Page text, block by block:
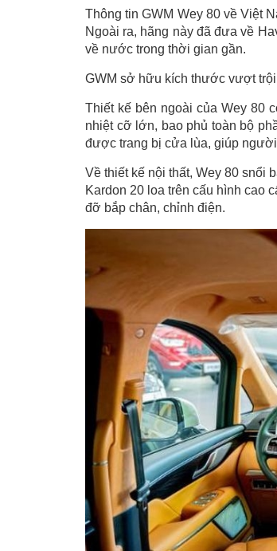
Thông tin GWM Wey 80 về Việt
Ngoài ra, hãng này đã đưa về
về nước trong thời gian gần.
GWM sở hữu kích thước vượt
Thiết kế bên ngoài của Wey 80
nhiệt cỡ lớn, bao phủ toàn bộ
được trang bị cửa lùa, giúp
Về thiết kế nội thất, Wey 80 snổi
Kardon 20 loa trên cấu hình cao
đỡ bắp chân, chỉnh điện.